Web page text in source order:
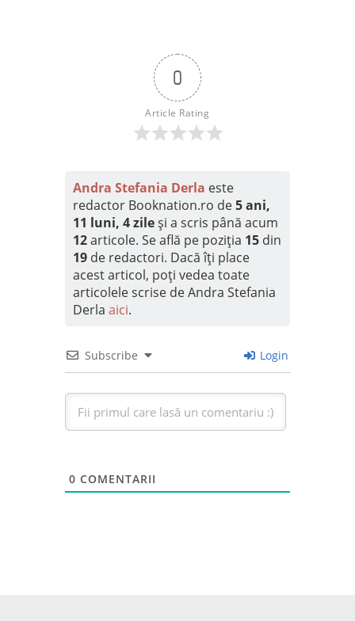
0
Article Rating
Andra Stefania Derla este
redactor Booknation.ro de5 ani,
11 luni, 4 zileși a scris până acum
12articole. Se află pe poziția 15din
19de redactori. Dacă îți place
acest articol, poți vedea toate
articolele scrise de Andra Stefania
Derla aici.
Subscribe Login
0 COMENTARII